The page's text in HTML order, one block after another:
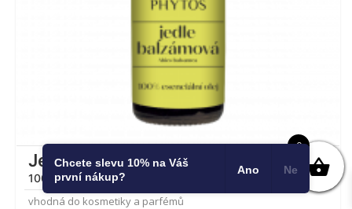
Jedle balzámová
100% esenciální olej
vhodná do kosmetiky a parfémů
0
Chcete slevu 10% na Váš
první nákup?
Ano Ne